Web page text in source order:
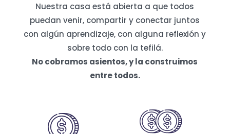
Nuestra casa está abierta a que todos
puedan venir, compartir y conectar juntos
con algún aprendizaje, con alguna reflexión y
sobre todo con la tefilá.
No cobramos asientos, y la construimos
entre todos.